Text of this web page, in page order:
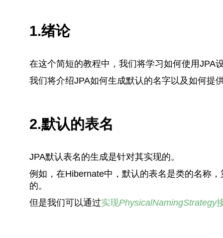
1.绪论
在这个简短的教程中，我们将学习如何使用JPA
我们将介绍JPA如何生成默认的名字以及如何提
2.默认的表名
JPA默认表名的生成是针对其实现的。
例如，在Hibernate中，默认的表名是类的名称
的。
但是我们可以通过实现PhysicalNamingStrategy